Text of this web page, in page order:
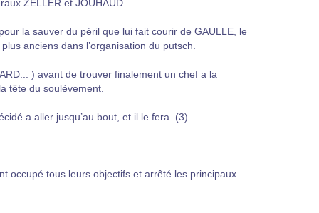
ZELLER et JOUHAUD.
la sauver du péril que lui fait courir de GAULLE, le
anciens dans l’organisation du putsch.
) avant de trouver finalement un chef a la
tête du soulèvement.
a aller jusqu’au bout, et il le fera. (3)
occupé tous leurs objectifs et arrêté les principaux